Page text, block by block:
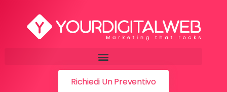
Richiedi Un Preventivo